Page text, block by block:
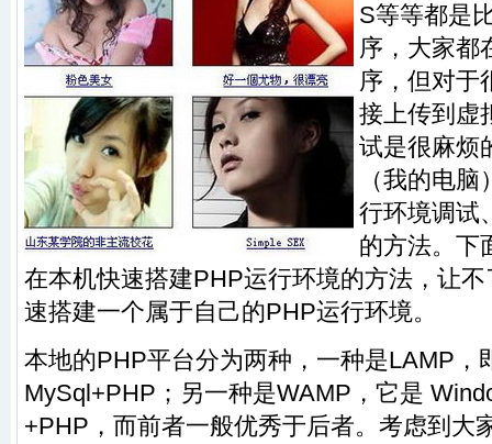
S等等都是
序，大家都
序，但对于
接上传到虚
试是很麻烦
（我的电
行环境调试
的方法。下
在本机快速搭建PHP运行环境的方法，让
速搭建一个属于自己的PHP运行环境。
本地的PHP平台分为两种，一种是LAMP，
MySql+PHP；另一种是WAMP，它是
+PHP，而前者一般优秀于后者。考虑到大